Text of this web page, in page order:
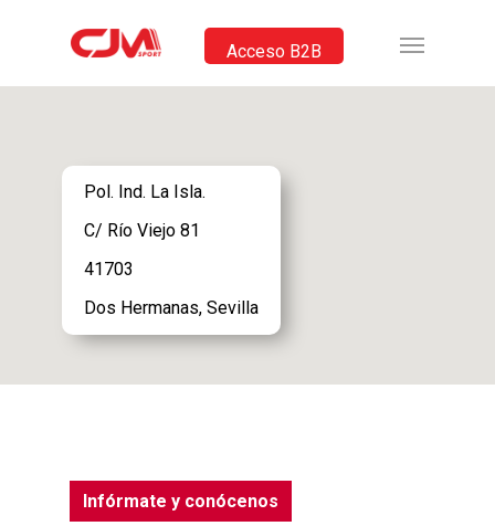
Acceso B2B
Pol. Ind. La Isla.
C/ Río Viejo 81
41703
Dos Hermanas, Sevilla
Infórmate y conócenos